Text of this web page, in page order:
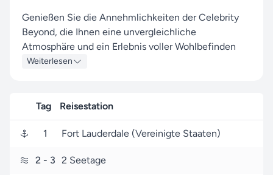
Genießen Sie die Annehmlichkeiten der Celebrity
Beyond, die Ihnen eine unvergleichliche
Atmosphäre und ein Erlebnis voller Wohlbefinden
garantiert.
Häfen von Fort Lauderdale, Basseterre und San Juan,
wo Sie lokale Highlights entdecken und
unvergessliche Eindrücke sammeln können.
Der Start erfolgt am 20. Dezember 2026 in Fort
Lauderdale (Vereinigte Staaten), und die Route führt
Weiterlesen
Tag Reisestation
1 Fort Lauderdale (Vereinigte Staaten)
2 - 3 2 Seetage